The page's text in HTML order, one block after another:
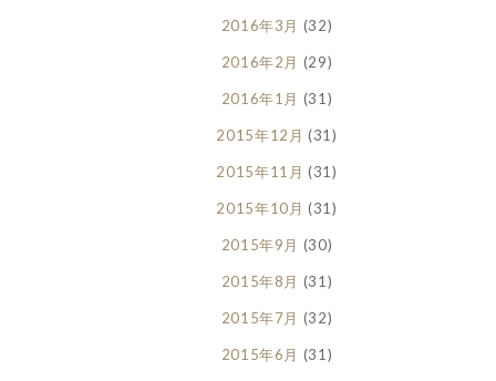
2016年3月 (32)
2016年2月 (29)
2016年1月 (31)
2015年12月 (31)
2015年11月 (31)
2015年10月 (31)
2015年9月 (30)
2015年8月 (31)
2015年7月 (32)
2015年6月 (31)